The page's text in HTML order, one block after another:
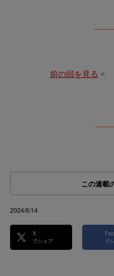
前の回を見る <
この連載
2024/6/14
X
でシェア
で